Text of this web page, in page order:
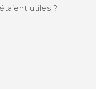
utiles ?